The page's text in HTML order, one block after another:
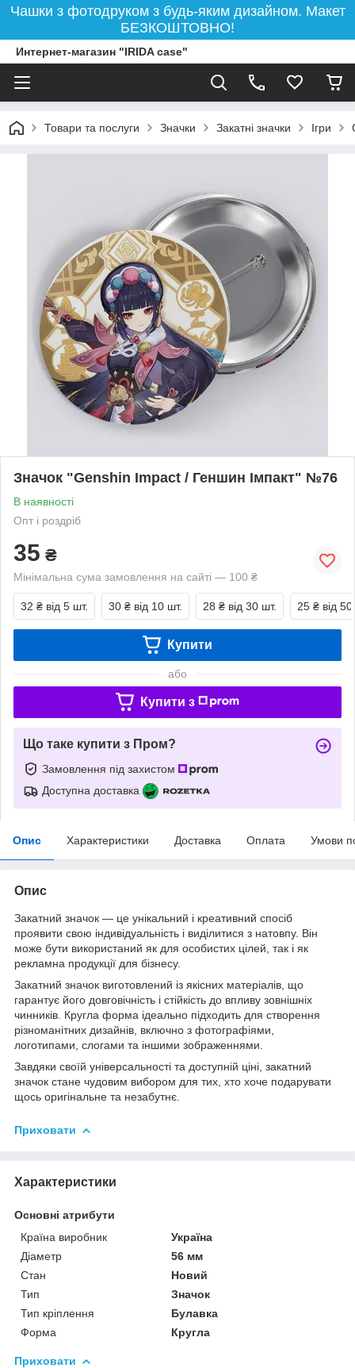
Чашки з фотодруком з будь-яким дизайном. Макет
БЕЗКОШТОВНО!
Интернет-магазин "IRIDA case"
Товари та послуги Значки Закатні значки Ігри
Значок "Genshin Impact / Геншин Імпакт" №76
В наявності
Опт і роздріб
35 ₴
Мінімальна сума замовлення на сайті — 100 ₴
32 ₴ від 5 шт. 30 ₴ від 10 шт. 28 ₴ від 30 шт. 25 ₴ від
Купити
або
Купити з
Що таке купити з Пром?
Замовлення під захистом
Доступна доставка
Опис Характеристики Доставка Оплата Умови
Опис
Закатний значок — це унікальний і креативний спосіб
проявити свою індивідуальність і виділитися з натовпу. Він
може бути використаний як для особистих цілей, так і як
рекламна продукції для бізнесу.
Закатний значок виготовлений із якісних матеріалів, що
гарантує його довговічність і стійкість до впливу зовнішніх
чинників. Кругла форма ідеально підходить для створення
різноманітних дизайнів, включно з фотографіями,
логотипами, слогами та іншими зображеннями.
Завдяки своїй універсальності та доступній ціні, закатний
значок стане чудовим вибором для тих, хто хоче подарувати
щось оригінальне та незабутнє.
Приховати
Характеристики
Основні атрибути
Країна виробник
Україна
Діаметр
56 мм
Стан
Новий
Тип
Значок
Тип кріплення
Булавка
Форма
Кругла
Приховати